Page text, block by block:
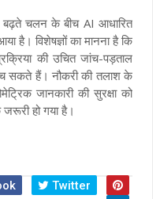
चलन के बीच AI आधारित
है। विशेषज्ञों का मानना है कि
की उचित जांच-पड़ताल
सकते हैं। नौकरी की तलाश के
जानकारी की सुरक्षा को
हो गया है।
Twitter